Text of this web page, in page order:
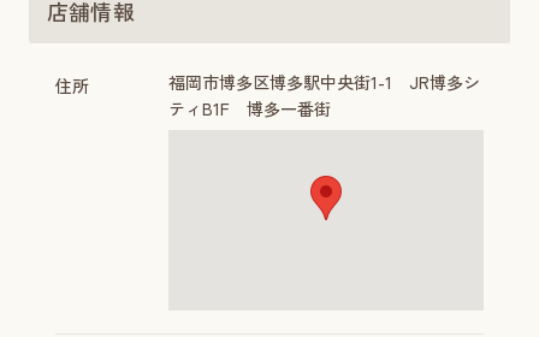
店舗情報
住所
福岡市博多区博多駅中央街1-1 JR博多シ
ティB1F 博多一番街